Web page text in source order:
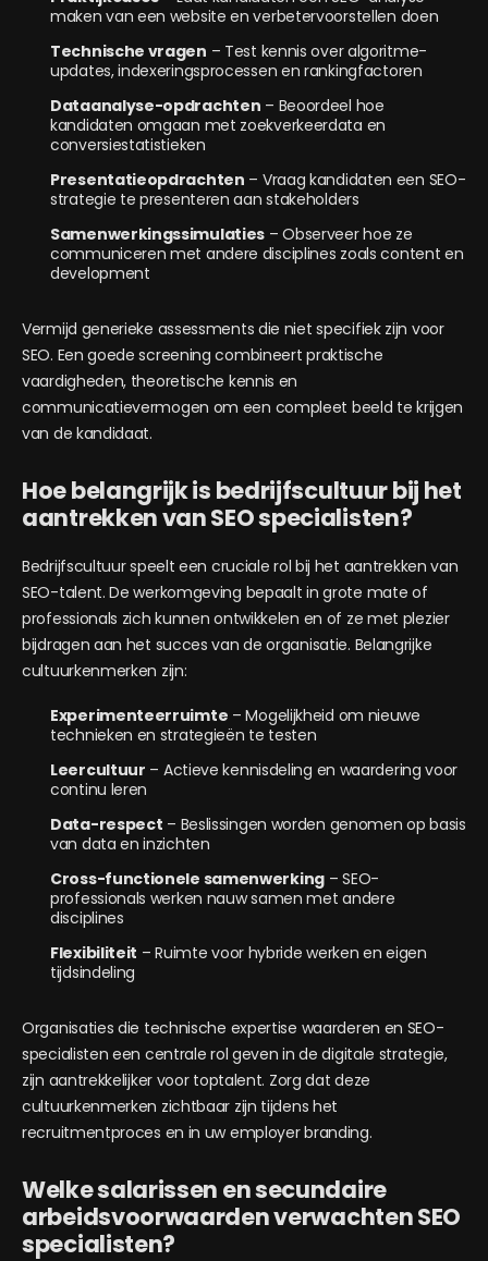
maken van een website en verbetervoorstellen doen
Technische vragen – Test kennis over algoritme-
updates, indexeringsprocessen en rankingfactoren
Dataanalyse-opdrachten – Beoordeel hoe
kandidaten omgaan met zoekverkeerdata en
conversiestatistieken
Presentatieopdrachten – Vraag kandidaten een SEO-
strategie te presenteren aan stakeholders
Samenwerkingssimulaties – Observeer hoe ze
communiceren met andere disciplines zoals content en
development
Vermijd generieke assessments die niet specifiek zijn voor
SEO. Een goede screening combineert praktische
vaardigheden, theoretische kennis en
communicatievermogen om een compleet beeld te krijgen
van de kandidaat.
Hoe belangrijk is bedrijfscultuur bij het
aantrekken van SEO specialisten?
Bedrijfscultuur speelt een cruciale rol bij het aantrekken van
SEO-talent. De werkomgeving bepaalt in grote mate of
professionals zich kunnen ontwikkelen en of ze met plezier
bijdragen aan het succes van de organisatie. Belangrijke
cultuurkenmerken zijn:
Experimenteerruimte – Mogelijkheid om nieuwe
technieken en strategieën te testen
Leercultuur – Actieve kennisdeling en waardering voor
continu leren
Data-respect – Beslissingen worden genomen op basis
van data en inzichten
Cross-functionele samenwerking – SEO-
professionals werken nauw samen met andere
disciplines
Flexibiliteit – Ruimte voor hybride werken en eigen
tijdsindeling
Organisaties die technische expertise waarderen en SEO-
specialisten een centrale rol geven in de digitale strategie,
zijn aantrekkelijker voor toptalent. Zorg dat deze
cultuurkenmerken zichtbaar zijn tijdens het
recruitmentproces en in uw employer branding.
Welke salarissen en secundaire
arbeidsvoorwaarden verwachten SEO
specialisten?